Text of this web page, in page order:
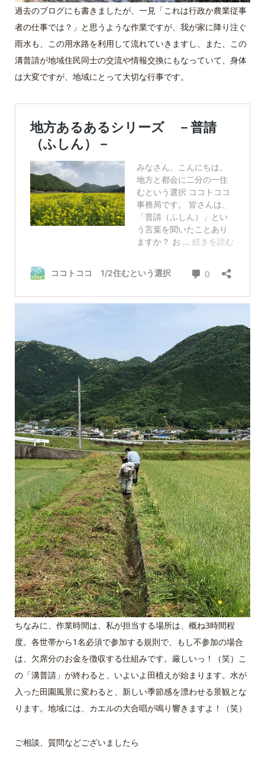
過去のブログにも書きましたが、一見「これは行政か農業従事
者の仕事では？」と思うような作業ですが、我が家に降り注ぐ
雨水も、この用水路を利用して流れていきますし、また、この
溝普請が地域住民同士の交流や情報交換にもなっていて、身体
は大変ですが、地域にとって大切な行事です。
ちなみに、作業時間は、私が担当する場所は、概ね3時間程
度。各世帯から1名必須で参加する規則で、もし不参加の場合
は、欠席分のお金を徴収する仕組みです。厳しいっ！（笑）こ
の「溝普請」が終わると、いよいよ田植えが始まります。水が
入った田園風景に変わると、新しい季節感を漂わせる景観とな
ります。地域には、カエルの大合唱が鳴り響きますよ！（笑）
ご相談、質問などございましたら